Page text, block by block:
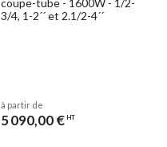
3/4, 1-2´´ et 2.1/2-4´´
à partir de
5 090,00 € HT